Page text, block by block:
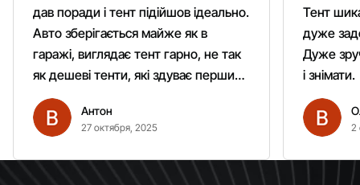
дав поради і тент підійшов ідеально.
Авто зберігається майже як в
гаражі, виглядає тент гарно, не так
як дешеві тенти, які здуває першим
вітром. Гарно кріпиться.
Рекомендую однозначно!
Антон
27 октября, 2025
Тент
дуже
Дуже
і знімати.
2